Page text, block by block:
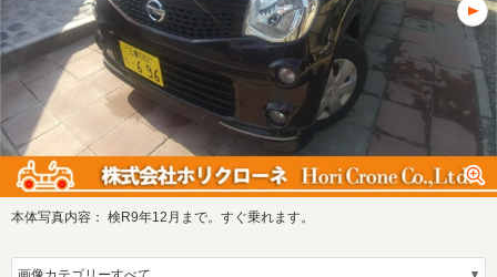
本体写真内容： 検R9年12月まで。すぐ乗れます。